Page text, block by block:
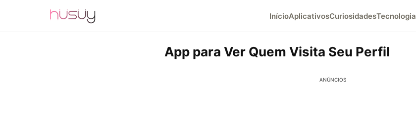
InícioAplicativosCuriosidadesTecnologia
App para Ver Quem Visita Seu Perfil
ANÚNCIOS